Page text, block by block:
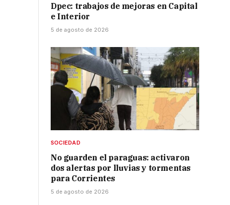
Dpec: trabajos de mejoras en Capital
e Interior
5 de agosto de 2026
SOCIEDAD
No guarden el paraguas: activaron
dos alertas por lluvias y tormentas
para Corrientes
5 de agosto de 2026